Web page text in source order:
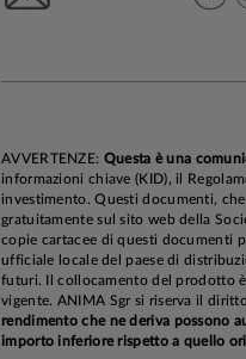
AVVERTENZE: Questa è una
informazioni chiave (KID), il
investimento. Questi documenti,
gratuitamente sul sito web della
copie cartacee di questi documenti
ufficiale locale del paese di
futuri. Il collocamento del prodotto
vigente. ANIMA Sgr si riserva il
rendimento che ne deriva possono
importo inferiore rispetto a quello